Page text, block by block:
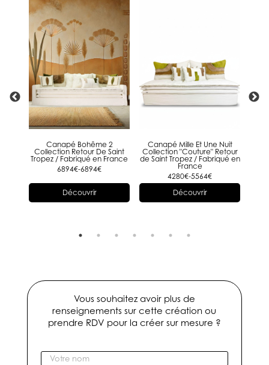
Canapé Bohême 2
Collection Retour De Saint
Tropez / Fabriqué en France
6894€-6894€
Découvrir
Canapé Mille Et Une Nuit
Collection "Couture" Retour
de Saint Tropez / Fabriqué en
France
4280€-5564€
Découvrir
Vous souhaitez avoir plus de
renseignements sur cette création ou
prendre RDV pour la créer sur mesure ?
V